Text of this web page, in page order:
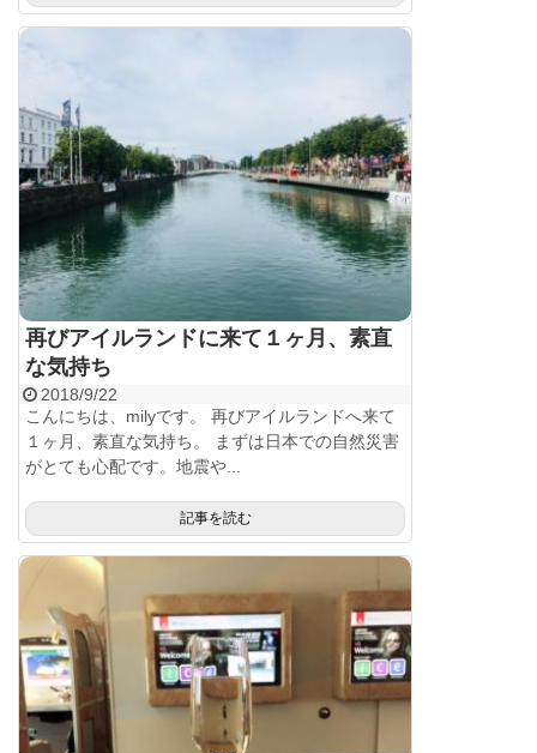
再びアイルランドに来て１ヶ月、素直
な気持ち
2018/9/22
こんにちは、milyです。 再びアイルランドへ来て
１ヶ月、素直な気持ち。 まずは日本での自然災害
がとても心配です。地震や...
記事を読む